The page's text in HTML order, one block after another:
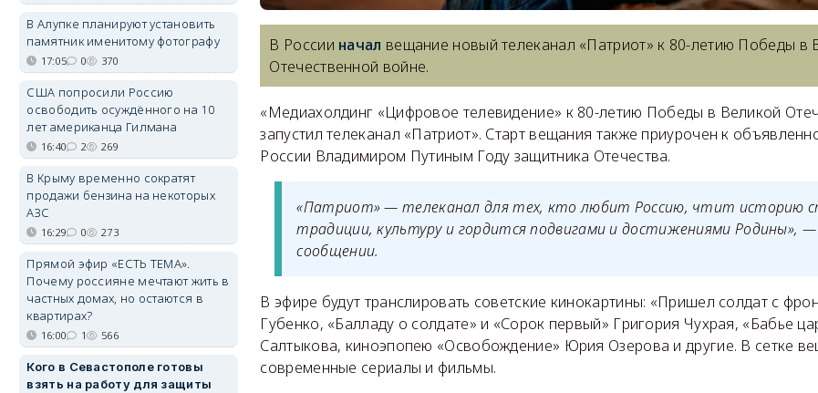
В России начал вещание новый телеканал «Патриот» к 80-летию Победы в
Отечественной войне.
«Медиахолдинг «Цифровое телевидение» к 80-летию Победы в Великой
запустил телеканал «Патриот». Старт вещания также приурочен к
России Владимиром Путиным Году защитника Отечества.
«Патриот» — телеканал для тех, кто любит Россию, чтит историю
традиции, культуру и гордится подвигами и достижениями Родины», —
сообщении.
В эфире будут транслировать советские кинокартины: «Пришел солдат с
Губенко, «Балладу о солдате» и «Сорок первый» Григория Чухрая, «Бабье
Салтыкова, киноэпопею «Освобождение» Юрия Озерова и другие. В сетке
современные сериалы и фильмы.
В Алупке планируют установить
памятник именитому фотографу
17:05 0 370
США попросили Россию
освободить осуждённого на 10
лет американца Гилмана
16:40 2 269
В Крыму временно сократят
продажи бензина на некоторых
АЗС
16:29 0 273
Прямой эфир «ЕСТЬ ТЕМА».
Почему россияне мечтают жить в
частных домах, но остаются в
квартирах?
16:00 1 566
Кого в Севастополе готовы
взять на работу для защиты